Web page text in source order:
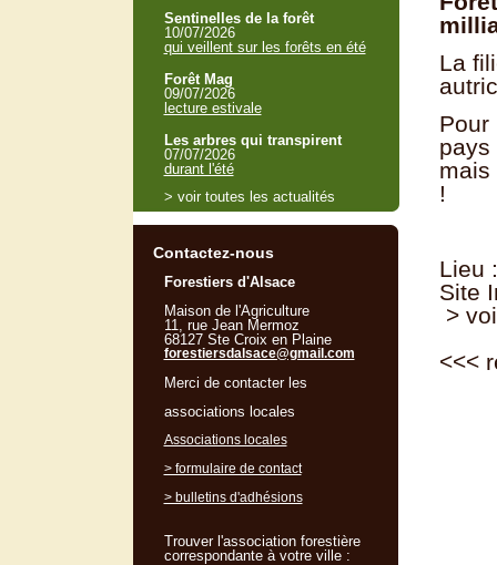
La
Pour
pays
mais
!
Lieu
Site
>
<<<
Sentinelles de la forêt
10/07/2026
qui veillent sur les forêts en été
Forêt Mag
09/07/2026
lecture estivale
Les arbres qui transpirent
07/07/2026
durant l'été
> voir toutes les actualités
Contactez-nous
Forestiers d'Alsace
Maison de l'Agriculture
11, rue Jean Mermoz
68127 Ste Croix en Plaine
forestiersdalsace@gmail.com
Merci de contacter les
associations locales
Associations locales
> formulaire de contact
> bulletins d'adhésions
Trouver l'association forestière
correspondante à votre ville :